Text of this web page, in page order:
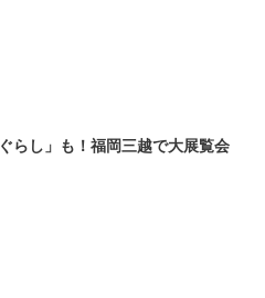
らし」も！福岡三越で大展覧会